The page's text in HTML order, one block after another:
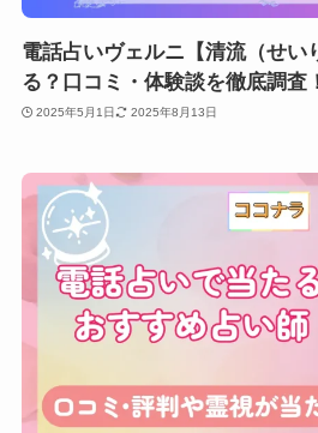
電話占いヴェルニ【清流（せい
る？口コミ・体験談を徹底調査！
2025年5月1日 2025年8月13日